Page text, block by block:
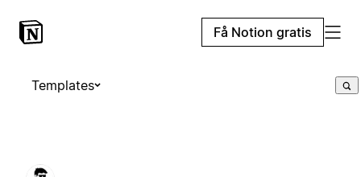
Få Notion gratis
Templates